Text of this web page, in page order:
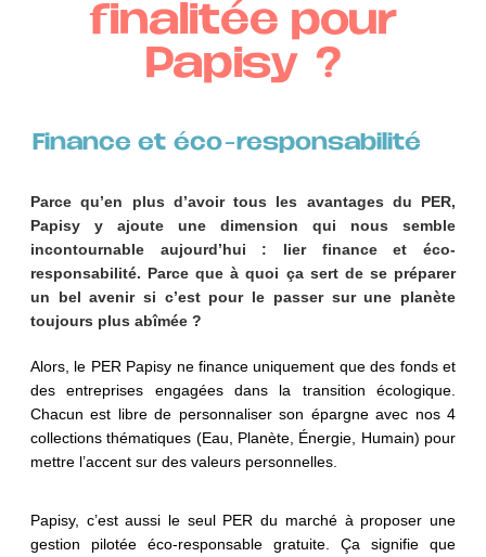
finalitée pour
Papisy ?
Finance et éco-responsabilité​
Parce qu’en plus d’avoir tous les avantages du PER,
Papisy y ajoute une dimension qui nous semble
incontournable aujourd’hui : lier finance et éco-
responsabilité. Parce que à quoi ça sert de se préparer
un bel avenir si c’est pour le passer sur une planète
toujours plus abîmée ?
Alors, le PER Papisy ne finance uniquement que des fonds et
des entreprises engagées dans la transition écologique.
Chacun est libre de personnaliser son épargne avec nos 4
collections thématiques (Eau, Planète, Énergie, Humain) pour
mettre l’accent sur des valeurs personnelles.
Papisy, c’est aussi le seul PER du marché à proposer une
gestion pilotée éco-responsable gratuite. Ça signifie que